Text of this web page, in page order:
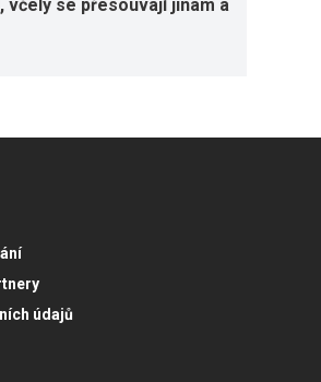
včely se přesouvají jinam a
údajů